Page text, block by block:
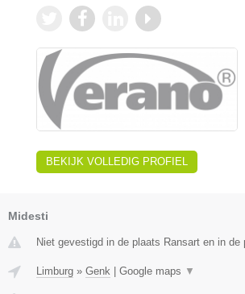
BEKIJK VOLLEDIG PROFIEL
Midesti
Niet gevestigd in de plaats Ransart en in de
Limburg » Genk Google maps ▼